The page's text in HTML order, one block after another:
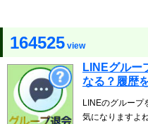
164525 view
LINEグルー
なる？履歴
LINEのグループ
気になりますよ